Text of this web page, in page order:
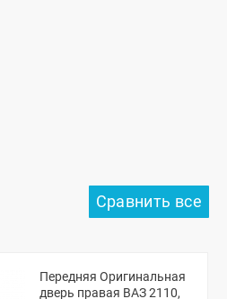
Передняя Оригинальная
дверь правая ВАЗ 2110,